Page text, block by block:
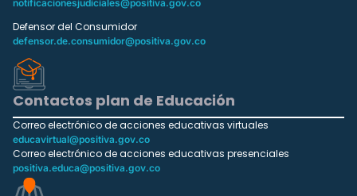
notificacionesjudiciales@positiva.gov.co
Defensor del Consumidor
defensor.de.consumidor@positiva.gov.co
Contactos plan de Educación
Correo electrónico de acciones educativas virtuales
educavirtual@positiva.gov.co
Correo electrónico de acciones educativas presenciales
positiva.educa@positiva.gov.co